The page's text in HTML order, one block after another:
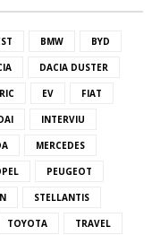
BMW BYD
DACIA DUSTER
EV FIAT
INTERVIU
MERCEDES
PEUGEOT
STELLANTIS
TOYOTA TRAVEL